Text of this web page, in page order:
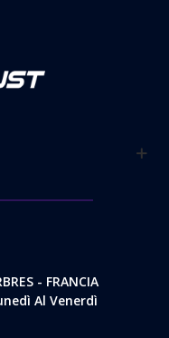
- FRANCIA
Al Venerdì